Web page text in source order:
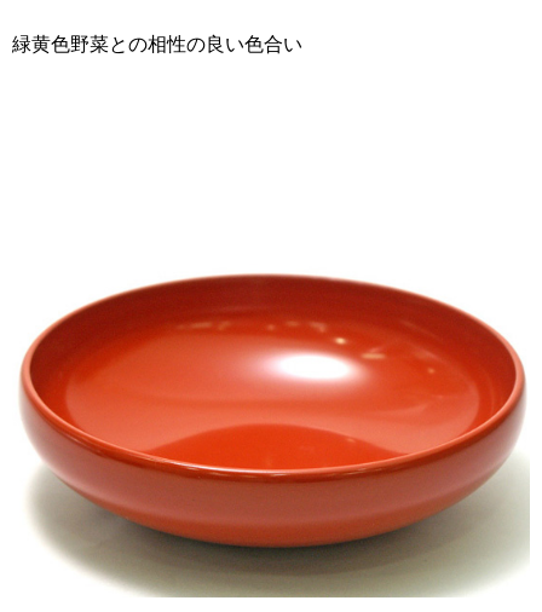
緑黄色野菜との相性の良い色合い